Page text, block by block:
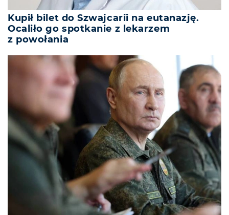
Kupił bilet do Szwajcarii na eutanazję.
Ocaliło go spotkanie z lekarzem
z powołania